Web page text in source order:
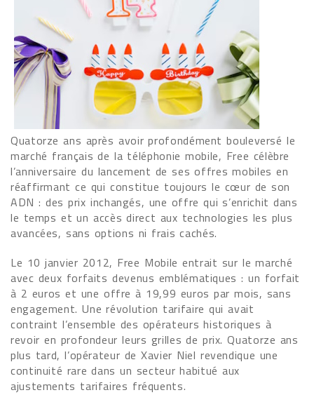
Quatorze ans après avoir profondément bouleversé le
marché français de la téléphonie mobile, Free célèbre
l’anniversaire du lancement de ses offres mobiles en
réaffirmant ce qui constitue toujours le cœur de son
ADN : des prix inchangés, une offre qui s’enrichit dans
le temps et un accès direct aux technologies les plus
avancées, sans options ni frais cachés.
Le 10 janvier 2012, Free Mobile entrait sur le marché
avec deux forfaits devenus emblématiques : un forfait
à 2 euros et une offre à 19,99 euros par mois, sans
engagement. Une révolution tarifaire qui avait
contraint l’ensemble des opérateurs historiques à
revoir en profondeur leurs grilles de prix. Quatorze ans
plus tard, l’opérateur de Xavier Niel revendique une
continuité rare dans un secteur habitué aux
ajustements tarifaires fréquents.